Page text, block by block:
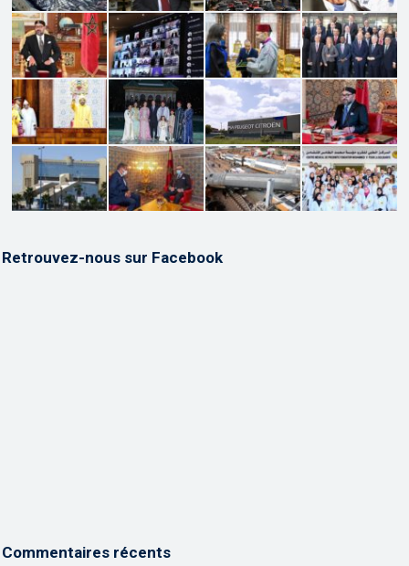
Retrouvez-nous sur Facebook
Commentaires récents